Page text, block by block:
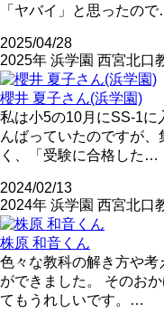
「ヤバイ」と思ったの
2025/04/28
2025年 浜学園 西宮北口
櫻井 夏子さん(浜学園)
私は小5の10月にSS-1に
んばっていたのですが
く、「受験に合格した…
2024/02/13
2024年 浜学園 西宮北口
株原 和音くん
色々な教科の解き方や考
ができました。 そのお
てもうれしいです。…